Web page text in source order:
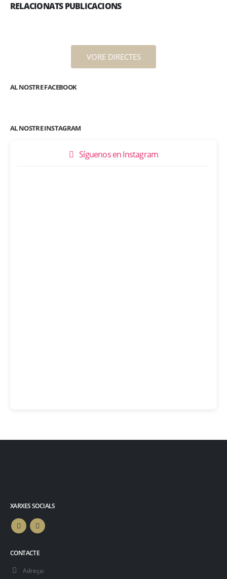
RELACIONATS PUBLICACIONS
VORE DIRECTES
AL NOSTRE FACEBOOK
AL NOSTRE INSTAGRAM
Síguenos en Instagram
XARXES SOCIALS
CONTACTE
Adreça: